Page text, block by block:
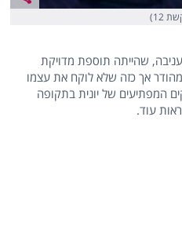
12)
שהייתה תוספת מדויקת
אך כזה שלא לוקח את עצמו
המפתיעים של יונית בתקופה
עוד.